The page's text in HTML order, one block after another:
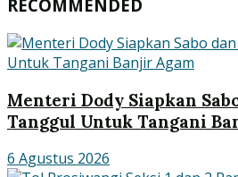
RECOMMENDED
Menteri Dody Siapkan
Tanggul Untuk Tangani
6 Agustus 2026